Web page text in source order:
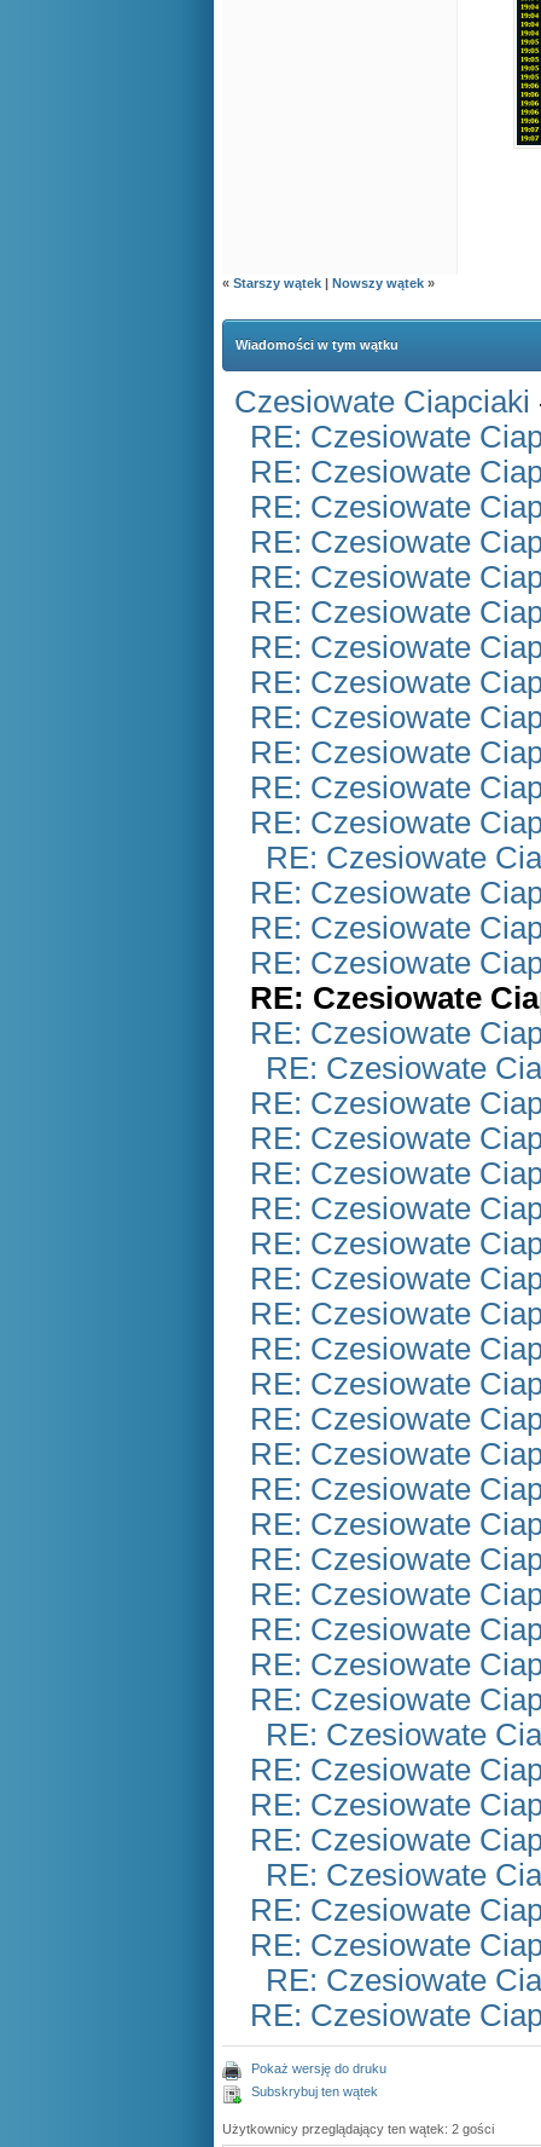
« Starszy wątek | Nowszy wątek »
Wiadomości w tym wątku
Czesiowate Ciapciaki
RE: Czesiowate
RE: Czesiowate
RE: Czesiowate
RE: Czesiowate
RE: Czesiowate
RE: Czesiowate
RE: Czesiowate
RE: Czesiowate
RE: Czesiowate
RE: Czesiowate
RE: Czesiowate
RE: Czesiowate
RE: Czesiowate
RE: Czesiowate
RE: Czesiowate
RE: Czesiowate
RE: Czesiowate
RE: Czesiowate
RE: Czesiowate
RE: Czesiowate
RE: Czesiowate
RE: Czesiowate
RE: Czesiowate
RE: Czesiowate
RE: Czesiowate
RE: Czesiowate
RE: Czesiowate
RE: Czesiowate
RE: Czesiowate
RE: Czesiowate
RE: Czesiowate
RE: Czesiowate
RE: Czesiowate
RE: Czesiowate
RE: Czesiowate
RE: Czesiowate
RE: Czesiowate
RE: Czesiowate
RE: Czesiowate
RE: Czesiowate
RE: Czesiowate
RE: Czesiowate
RE: Czesiowate
RE: Czesiowate
RE: Czesiowate
RE: Czesiowate
Pokaż wersję do druku
Subskrybuj ten wątek
Użytkownicy przeglądający ten wątek: 2 gości